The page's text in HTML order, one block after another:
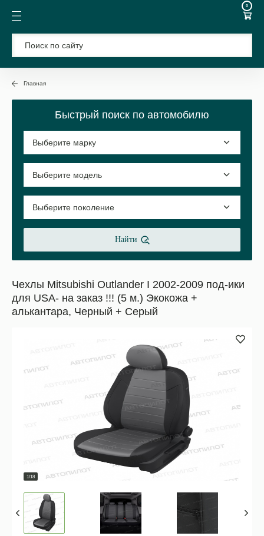
0
Главная
Быстрый поиск по автомобилю
Найти
Чехлы Mitsubishi Outlander I 2002-2009 под-ики
для USA- на заказ !!! (5 м.) Экокожа +
алькантара, Черный + Серый
1/18